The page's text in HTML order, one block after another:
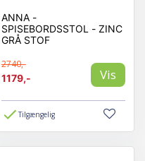
ANNA -
SPISEBORDSSTOL - ZINC
GRÅ STOF
2740,-
1179,-
Vis
Tilgængelig